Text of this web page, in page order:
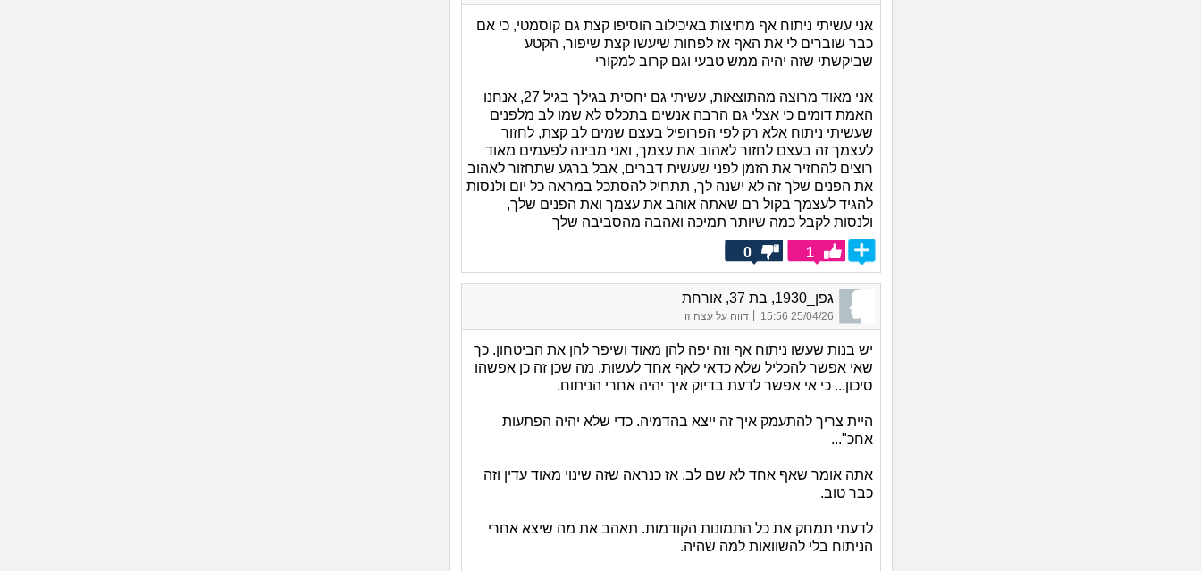
אני עשיתי ניתוח אף מחיצות באיכילוב הוסיפו קצת גם קוסמטי, כי אם
כבר שוברים לי את האף אז לפחות שיעשו קצת שיפור, הקטע
שביקשתי שזה יהיה ממש טבעי וגם קרוב למקורי
אני מאוד מרוצה מהתוצאות, עשיתי גם יחסית בגילך בגיל 27, אנחנו
האמת דומים כי אצלי גם הרבה אנשים בתכלס לא שמו לב מלפנים
שעשיתי ניתוח אלא רק לפי הפרופיל בעצם שמים לב קצת, לחזור
לעצמך זה בעצם לחזור לאהוב את עצמך, ואני מבינה לפעמים מאוד
רוצים להחזיר את הזמן לפני שעשית דברים, אבל ברגע שתחזור לאהוב
את הפנים שלך זה לא ישנה לך, תתחיל להסתכל במראה כל יום ולנסות
להגיד לעצמך בקול רם שאתה אוהב את עצמך ואת הפנים שלך,
ולנסות לקבל כמה שיותר תמיכה ואהבה מהסביבה שלך
1
0
גפן_1930, בת 37, אורחת
25/04/26 15:56
| דווח על עצה זו
יש בנות שעשו ניתוח אף וזה יפה להן מאוד ושיפר להן את הביטחון. כך
שאי אפשר להכליל שלא כדאי לאף אחד לעשות. מה שכן זה כן אפשהו
סיכון... כי אי אפשר לדעת בדיוק איך יהיה אחרי הניתוח.
היית צריך להתעמק איך זה ייצא בהדמיה. כדי שלא יהיה הפתעות
אחכ"...
אתה אומר שאף אחד לא שם לב. אז כנראה שזה שינוי מאוד עדין וזה
כבר טוב.
לדעתי תמחק את כל התמונות הקודמות. תאהב את מה שיצא אחרי
הניתוח בלי להשוואות למה שהיה.